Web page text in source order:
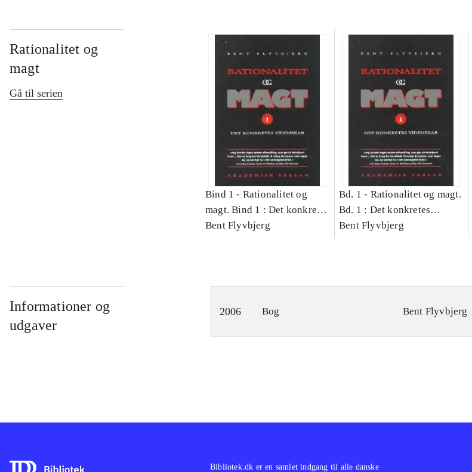
Rationalitet og
magt
Gå til serien
Bind 1 - Rationalitet og
magt. Bind 1 : Det konkretes
videnskab
Bent Flyvbjerg
Bd. 1 - Rationalitet og magt.
Bd. 1 : Det konkretes
videnskab
Bent Flyvbjerg
Informationer og
udgaver
2006 Bog Bent Flyvbjerg
Bibliotek.dk er en samlet indgang til alle danske